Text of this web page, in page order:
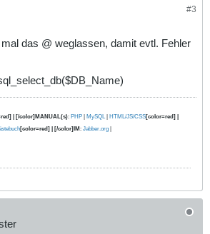
#3
das @ weglassen, damit evtl. Fehler
| [/color]MANUAL(s): PHP | MySQL | HTML/JS/CSS[color=red] |
[color=red] | [/color]IM: Jabber.org |